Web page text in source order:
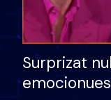
Surprizat